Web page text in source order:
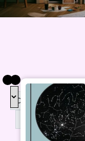
DKK
DKK